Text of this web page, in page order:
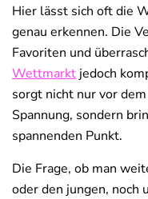
Hier lässt sich oft die
genau erkennen. Die
Favoriten und
Wettmarkt jedoch
sorgt nicht nur vor
Spannung, sondern
spannenden Punkt.
Die Frage, ob man
oder den jungen,